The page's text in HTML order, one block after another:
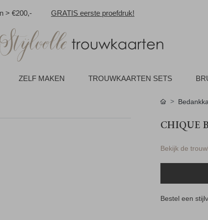
> €200,- GRATIS eerste proefdruk!
ZELF MAKEN TROUWKAARTEN SETS
CHIQUE
Bekijk de
Bestel een